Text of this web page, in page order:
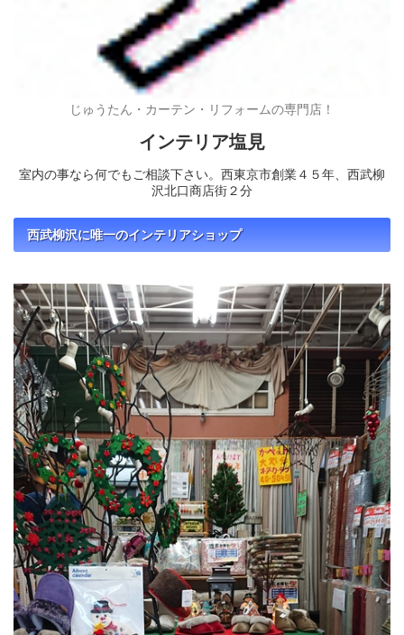
じゅうたん・カーテン・リフォームの専門店！
インテリア塩見
室内の事なら何でもご相談下さい。西東京市創業４５年、西武柳
沢北口商店街２分
西武柳沢に唯一のインテリアショップ